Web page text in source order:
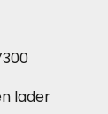
lader